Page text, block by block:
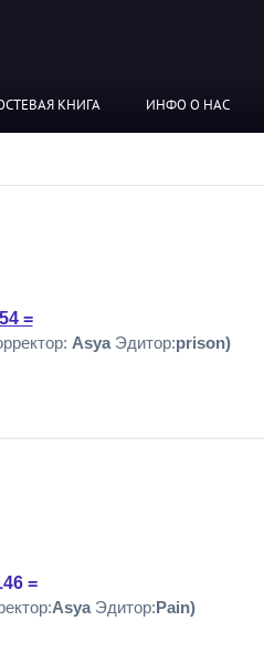
КНИГА ИНФО О НАС
=
AsyaЭдитор:prison)
=
AsyaЭдитор:Pain)